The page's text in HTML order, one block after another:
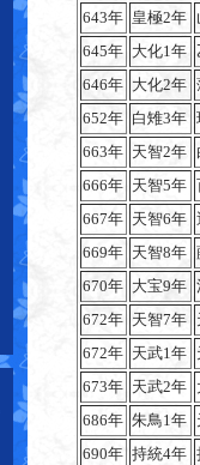
643年 皇極2年
645年 大化1年
646年 大化2年
652年 白雉3年
663年 天智2年
666年 天智5年
667年 天智6年
669年 天智8年
670年 大宝9年
672年 天智7年
672年 天武1年
673年 天武2年
686年 朱鳥1年
690年 持統4年